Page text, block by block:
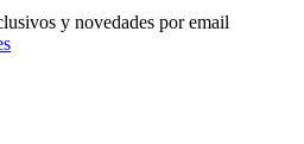
y novedades por email